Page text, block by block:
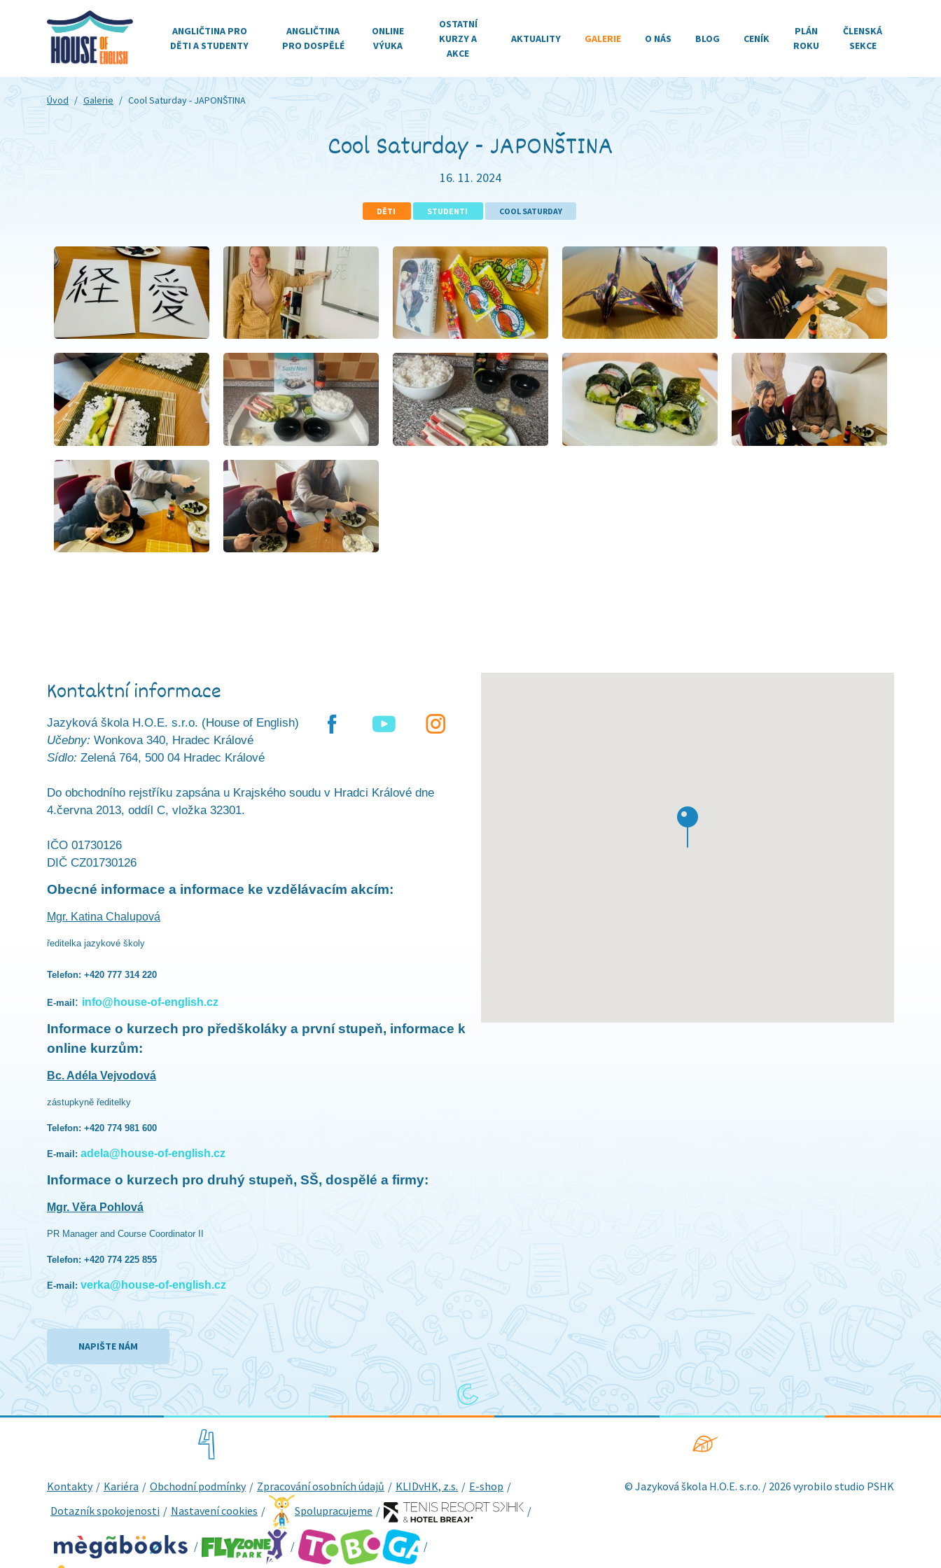
ANGLIČTINA PRO
DĚTI A STUDENTY
ANGLIČTINA
PRO DOSPĚLÉ
ONLINE
VÝUKA
OSTATNÍ
KURZY A
AKCE
AKTUALITY GALERIE O NÁS BLOG CENÍK
PLÁN
ROKU
ČLENSKÁ
SEKCE
Úvod / Galerie / Cool Saturday - JAPONŠTINA
Cool Saturday - JAPONŠTINA
16. 11. 2024
DĚTI STUDENTI COOL SATURDAY
Kontaktní informace
Jazyková škola H.O.E. s.r.o. (House of English)
Učebny: Wonkova 340, Hradec Králové
Sídlo: Zelená 764, 500 04 Hradec Králové
Do obchodního rejstříku zapsána u Krajského soudu v Hradci Králové dne
4.června 2013, oddíl C, vložka 32301.
IČO 01730126
DIČ CZ01730126
Obecné informace a informace ke vzdělávacím akcím:
Mgr. Katina Chalupová
ředitelka jazykové školy
Telefon: +420 777 314 220
E-mail : info@house-of-english.cz
Informace o kurzech pro předškoláky a první stupeň, informace k
online kurzům:
Bc. Adéla Vejvodová
zástupkyně ředitelky
Telefon: +420 774 981 600
E-mail: adela@house-of-english.cz
Informace o kurzech pro druhý stupeň, SŠ, dospělé a firmy:
Mgr. Věra Pohlová
PR Manager and Course Coordinator II
Telefon: +420 774 225 855
E-mail: verka@house-of-english.cz
NAPIŠTE NÁM
Kontakty Kariéra Obchodní podmínky Zpracování osobních údajů KLIDvHK, z.s.
E-shop
Dotazník spokojenosti
Nastavení cookies Spolupracujeme
© Jazyková škola H.O.E. s.r.o. / 2026 vyrobilo studio PSHK